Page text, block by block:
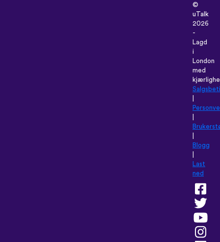
©
uTalk
2026
-
Lagd
i
London
med
Blogg
Last
ned